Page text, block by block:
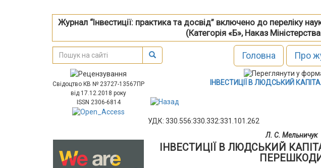
Журнал “Інвестиції: практика та досвід” включено до переліку
(Категорія «Б», Наказ
Головна Про
Свідоцтво КВ № 23727-13567ПР
від 17.12.2018 року
ISSN 2306-6814
ІНВЕСТИЦІЇ В ЛЮДСЬКИЙ
УДК: 330.556:330.332:331.101.262
Л. С. Мельничук
ІНВЕСТИЦІЇ В ЛЮДСЬКИЙ
ПЕРЕШКОДИ